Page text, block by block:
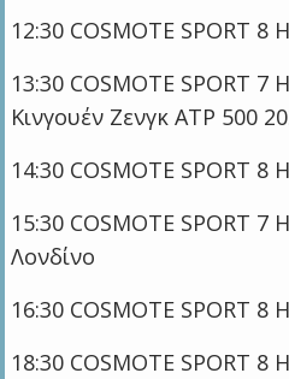
12:30 COSMOTE SPORT 8
13:30 COSMOTE SPORT
Κινγουέν Ζενγκ ATP 500
14:30 COSMOTE SPORT 8
15:30 COSMOTE SPORT 7
Λονδίνο
16:30 COSMOTE SPORT 8
18:30 COSMOTE SPORT 8